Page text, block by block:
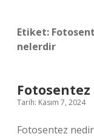
Etiket:
nelerdir
Fotosentez
Tarih: Kasım 7, 2024
Fotosentez nedir